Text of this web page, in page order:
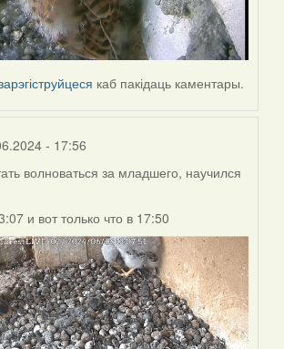
каб пакідаць каментары.
- 17:56
волноваться за младшего, научился
и вот только что в 17:50